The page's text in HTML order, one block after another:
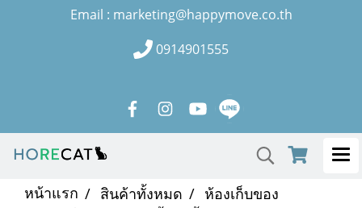
Email : marketing@happymove.co.th
0914901555
หน้าแรก สินค้าทั้งหมด
ห้องเก็บของ